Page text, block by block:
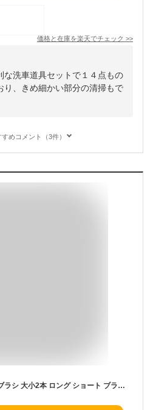
価格と在庫を楽天でチェック >>
な洗車道具セットで１４点もの
り、きめ細かい部分の清掃もで
めコメント（3件）
[お得な2本セット] ホイールブラシ 大小2本 ロング ショート ブラシ タイヤ ホイール 車 手洗い 洗車 グッズ 洗車用品 道具 バイク 自転車 軽 普通車 トラック やわらか 柔らか 全長45cm 43cm カー用品 ブルー 青 クラフトワークス CRAFTWORKS